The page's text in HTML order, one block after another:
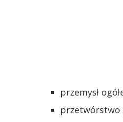
przemysł
przetwórstwo